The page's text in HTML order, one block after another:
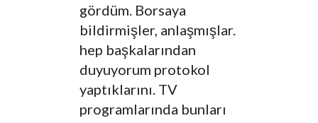
gördüm. Borsaya
bildirmişler, anlaşmışlar.
hep başkalarından
duyuyorum protokol
yaptıklarını. TV
programlarında bunları